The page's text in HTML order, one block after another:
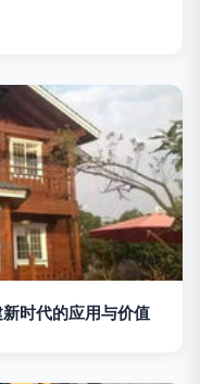
时代的应用与价值